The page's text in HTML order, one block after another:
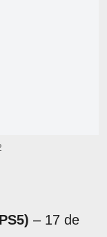
– 17 de